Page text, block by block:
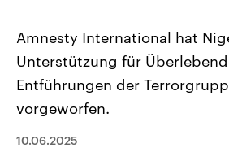
Landtagswahl Sachsen-Anhalt
2026
Alle Informationen
Sachsen-Anhalt wählt am 6.
Landtag. Seit 2021 wird das
Amnesty International hat
Unterstützung für
Entführungen der
vorgeworfen.
10.06.2025